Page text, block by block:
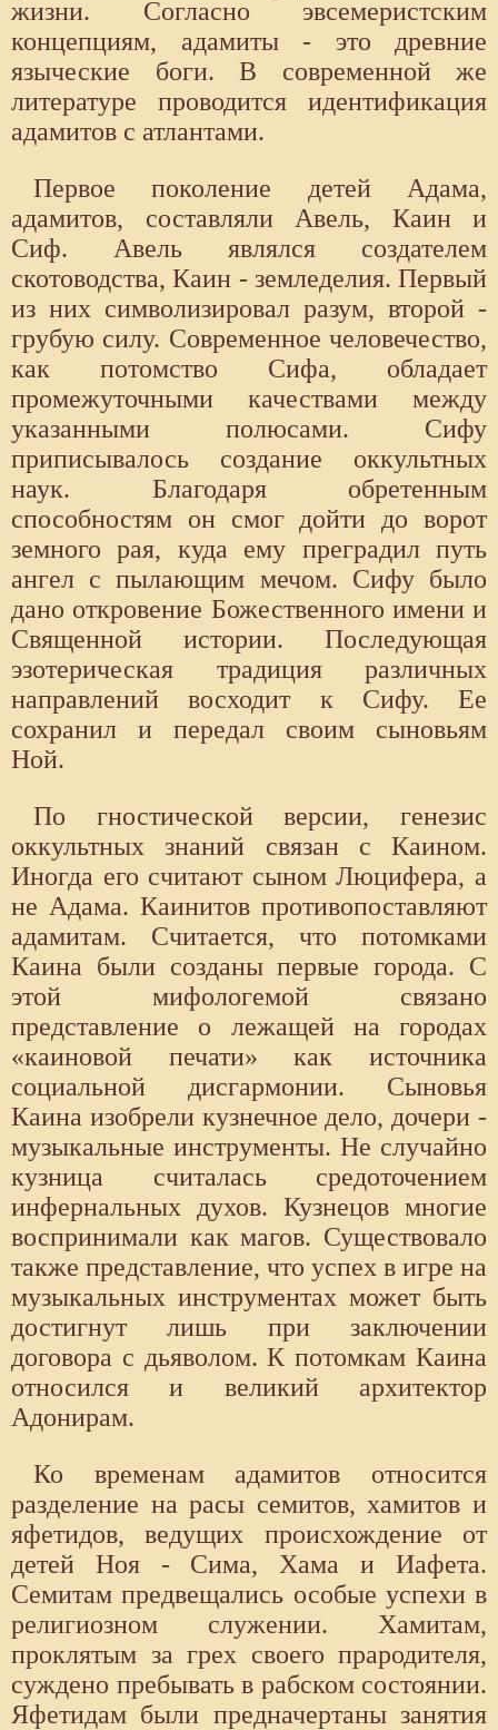
жизни. Согласно эвсемеристским
концепциям, адамиты - это древние
языческие боги. В современной же
литературе проводится идентификация
адамитов с атлантами.
Первое поколение детей Адама,
адамитов, составляли Авель, Каин и
Сиф. Авель являлся создателем
скотоводства, Каин - земледелия. Первый
из них символизировал разум, второй -
грубую силу. Современное человечество,
как потомство Сифа, обладает
промежуточными качествами между
указанными полюсами. Сифу
приписывалось создание оккультных
наук. Благодаря обретенным
способностям он смог дойти до ворот
земного рая, куда ему преградил путь
ангел с пылающим мечом. Сифу было
дано откровение Божественного имени и
Священной истории. Последующая
эзотерическая традиция различных
направлений восходит к Сифу. Ее
сохранил и передал своим сыновьям
Ной.
По гностической версии, генезис
оккультных знаний связан с Каином.
Иногда его считают сыном Люцифера, а
не Адама. Каинитов противопоставляют
адамитам. Считается, что потомками
Каина были созданы первые города. С
этой мифологемой связано
представление о лежащей на городах
«каиновой печати» как источника
социальной дисгармонии. Сыновья
Каина изобрели кузнечное дело, дочери -
музыкальные инструменты. Не случайно
кузница считалась средоточением
инфернальных духов. Кузнецов многие
воспринимали как магов. Существовало
также представление, что успех в игре на
музыкальных инструментах может быть
достигнут лишь при заключении
договора с дьяволом. К потомкам Каина
относился и великий архитектор
Адонирам.
Ко временам адамитов относится
разделение на расы семитов, хамитов и
яфетидов, ведущих происхождение от
детей Ноя - Сима, Хама и Иафета.
Семитам предвещались особые успехи в
религиозном служении. Хамитам,
проклятым за грех своего прародителя,
суждено пребывать в рабском состоянии.
Яфетидам были предначертаны занятия